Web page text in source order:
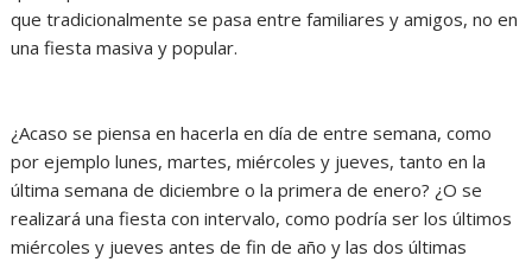
que tradicionalmente se pasa entre familiares y amigos, no en
una fiesta masiva y popular.
¿Acaso se piensa en hacerla en día de entre semana, como
por ejemplo lunes, martes, miércoles y jueves, tanto en la
última semana de diciembre o la primera de enero? ¿O se
realizará una fiesta con intervalo, como podría ser los últimos
miércoles y jueves antes de fin de año y las dos últimas